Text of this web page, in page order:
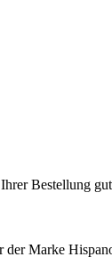
Bestellung
Marke